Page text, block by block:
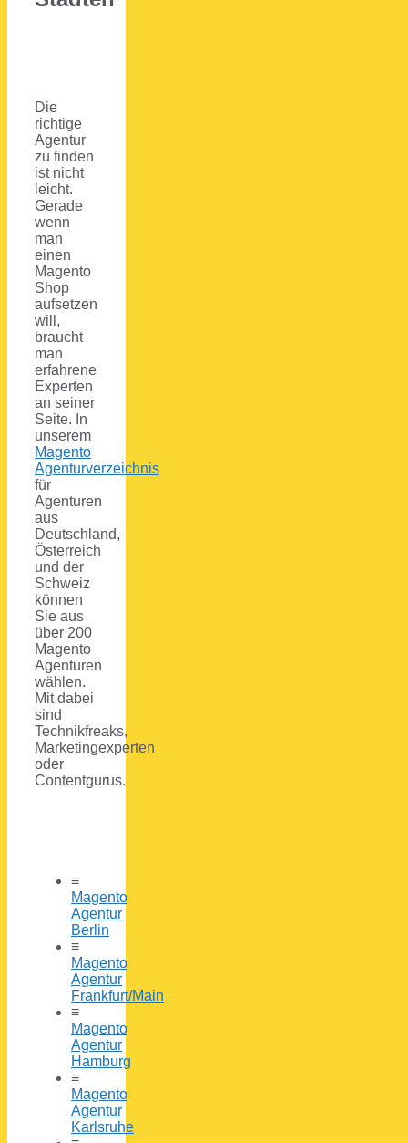
Die
richtige
Agentur
zu finden
ist nicht
leicht.
Gerade
wenn
man
einen
Magento
Shop
aufsetzen
will,
braucht
man
erfahrene
Experten
an seiner
Seite. In
unserem
Magento
Agenturverzeichnis
für
Agenturen
aus
Deutschland,
Österreich
und der
Schweiz
können
Sie aus
über 200
Magento
Agenturen
wählen.
Mit dabei
sind
Technikfreaks,
Marketingexperten
oder
Contentgurus.
≡
Magento
Agentur
Berlin
≡
Magento
Agentur
Frankfurt/Main
≡
Magento
Agentur
Hamburg
≡
Magento
Agentur
Karlsruhe